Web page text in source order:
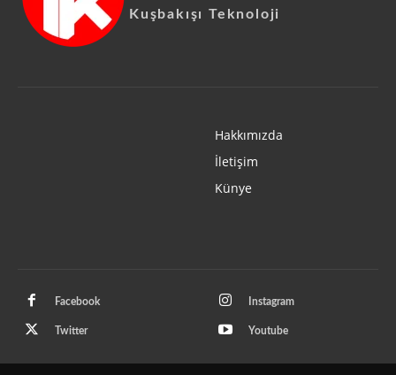
Kuşbakışı Teknoloji
Hakkımızda
İletişim
Künye
Facebook Instagram
Twitter Youtube